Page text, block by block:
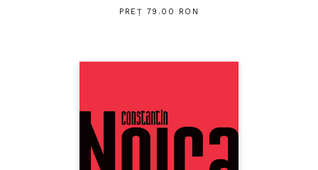
PREȚ 79.00 RON